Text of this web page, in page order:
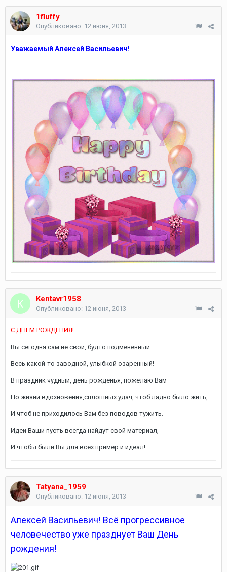
1fluffy
Опубликовано: 12 июня, 2013
Уважаемый Алексей Васильевич!
Kentavr1958
Опубликовано: 12 июня, 2013
С ДНЁМ РОЖДЕНИЯ!
Вы сегодня сам не свой, будто подмененный
Весь какой-то заводной, улыбкой озаренный!
В праздник чудный, день рожденья, пожелаю Вам
По жизни вдохновения,сплошных удач, чтоб ладно было жить,
И чтоб не приходилось Вам без поводов тужить.
Идеи Ваши пусть всегда найдут свой материал,
И чтобы были Вы для всех пример и идеал!
Tatyana_1959
Опубликовано: 12 июня, 2013
Алексей Васильевич! Всё прогрессивное
человечество уже празднует Ваш День
рождения!